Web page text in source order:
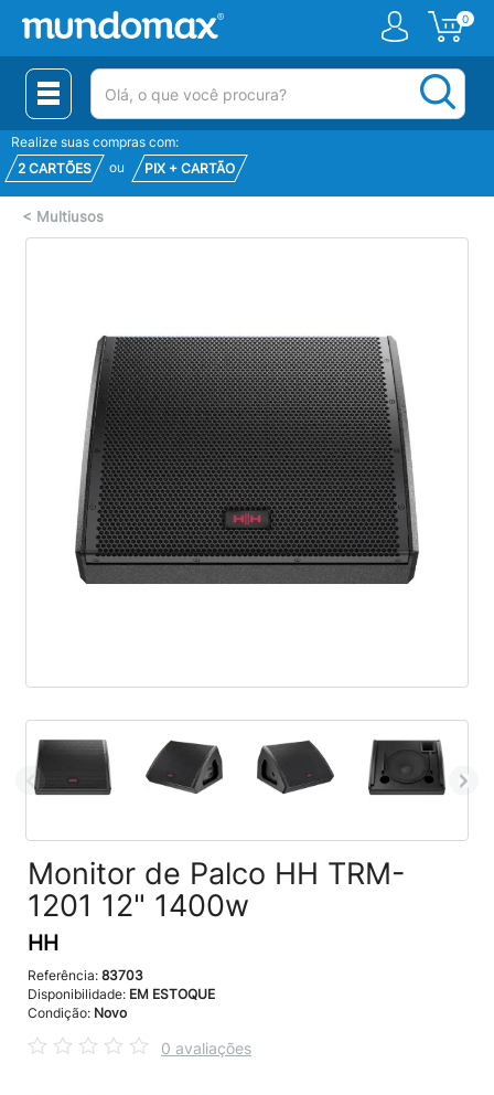
0
(pesquisar)
Realize suas compras com:
2 CARTÕES
ou PIX + CARTÃO
< Multiusos
Monitor de Palco HH TRM-
1201 12" 1400w
HH
Referência: 83703
Disponibilidade: EM ESTOQUE
Condição: Novo
0 avaliações